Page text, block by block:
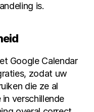
is.
Google Calendar
zodat uw
die ze al
verschillende